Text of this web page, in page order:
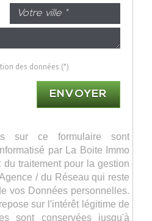
des données (*)
ENVOYER
sur ce formulaire sont
par La Boite Immo
traitement pour la gestion
/ du Réseau qui reste
vos Données personnelles.
sur l'intérêt légitime de
sont conservées jusqu'à